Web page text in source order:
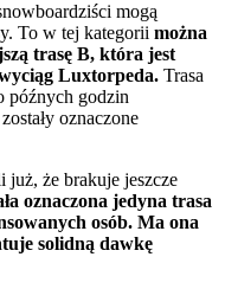
mogą
To w tej kategorii można
trasę B, która jest
Luxtorpeda. Trasa
późnych godzin
oznaczone
że brakuje jeszcze
oznaczona jedyna trasa
osób. Ma ona
solidną dawkę